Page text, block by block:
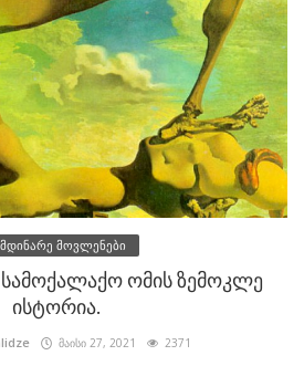
მოვლენები
ომის ზემოკლე
ისტორია.
მაისი 27, 2021 2371